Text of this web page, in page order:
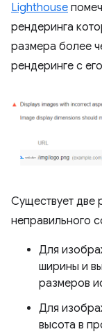
Lighthouse
рендеринга
размера более
рендеринге с
Существует две
неправильного
Для
ширины и
размеров
Для
высота в